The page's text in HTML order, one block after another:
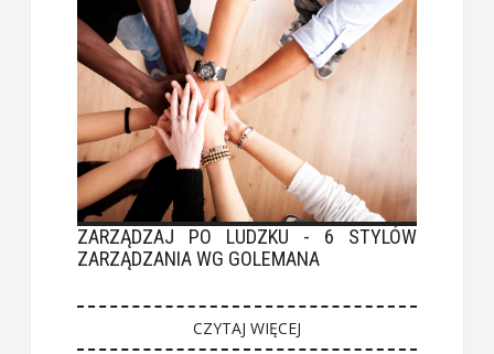
ZARZĄDZAJ PO LUDZKU - 6 STYLÓW
ZARZĄDZANIA WG GOLEMANA
CZYTAJ WIĘCEJ